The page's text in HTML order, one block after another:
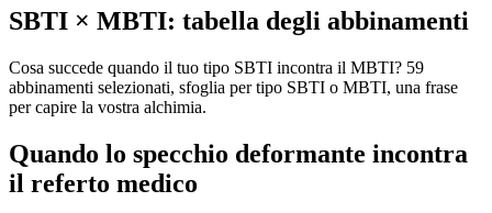
SBTI × MBTI: tabella degli abbinamenti
Cosa succede quando il tuo tipo SBTI incontra il MBTI? 59
abbinamenti selezionati, sfoglia per tipo SBTI o MBTI, una frase
per capire la vostra alchimia.
Quando lo specchio deformante incontra
il referto medico